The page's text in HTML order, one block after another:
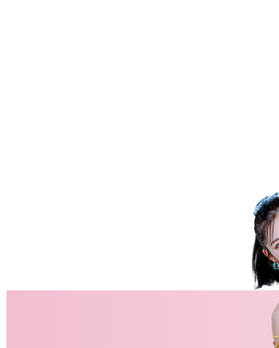
ネイルスクール